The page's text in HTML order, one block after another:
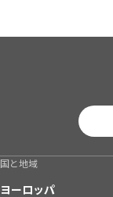
国と地域
ヨーロッパ